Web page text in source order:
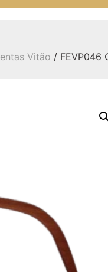
Vitão / FEVP046